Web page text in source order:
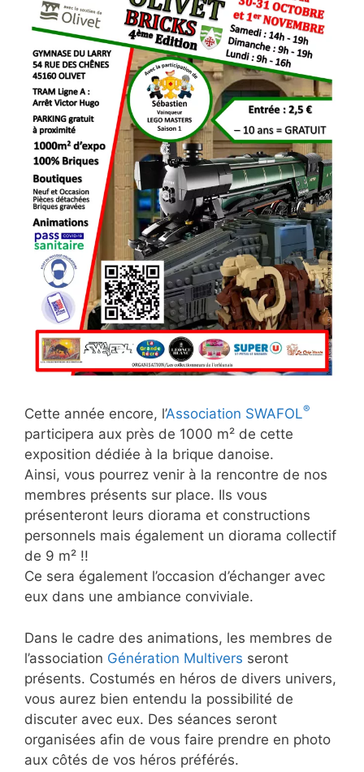
Cette année encore, l’Association SWAFOL®
participera aux près de 1000 m² de cette
exposition dédiée à la brique danoise.
Ainsi, vous pourrez venir à la rencontre de nos
membres présents sur place. Ils vous
présenteront leurs diorama et constructions
personnels mais également un diorama collectif
de 9 m² !!
Ce sera également l’occasion d’échanger avec
eux dans une ambiance conviviale.
Dans le cadre des animations, les membres de
l’association Génération Multivers seront
présents. Costumés en héros de divers univers,
vous aurez bien entendu la possibilité de
discuter avec eux. Des séances seront
organisées afin de vous faire prendre en photo
aux côtés de vos héros préférés.